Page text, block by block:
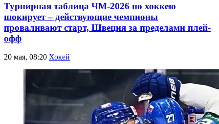
Турнирная таблица ЧМ-2026 по хоккею
шокирует – действующие чемпионы
проваливают старт, Швеция за пределами плей-
офф
20 мая, 08:20 Хокей